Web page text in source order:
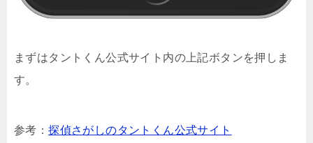
まずはタントくん公式サイト内の上記ボタンを押しま
す。
参考：探偵さがしのタントくん公式サイト